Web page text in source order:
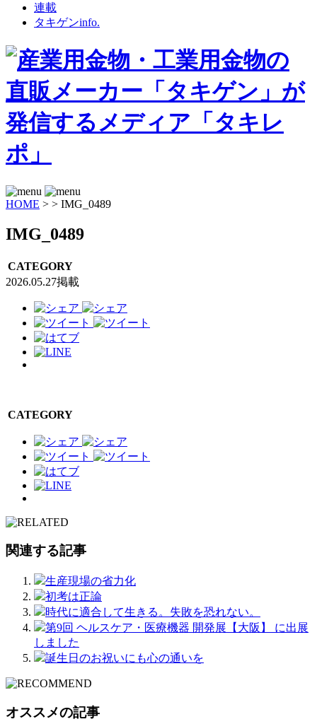
連載
タキゲンinfo.
HOME > > IMG_0489
IMG_0489
CATEGORY
2026.05.27掲載
CATEGORY
関連する記事
生産現場の省力化
初考は正論
時代に適合して生きる。失敗を恐れない。
第9回 ヘルスケア・医療機器 開発展【大阪】 に出展
しました
誕生日のお祝いにも心の通いを
オススメの記事